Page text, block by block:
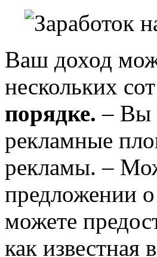
Ваш доход
нескольких
порядке.– Вы
рекламные
рекламы. –
предложении
можете
как известная